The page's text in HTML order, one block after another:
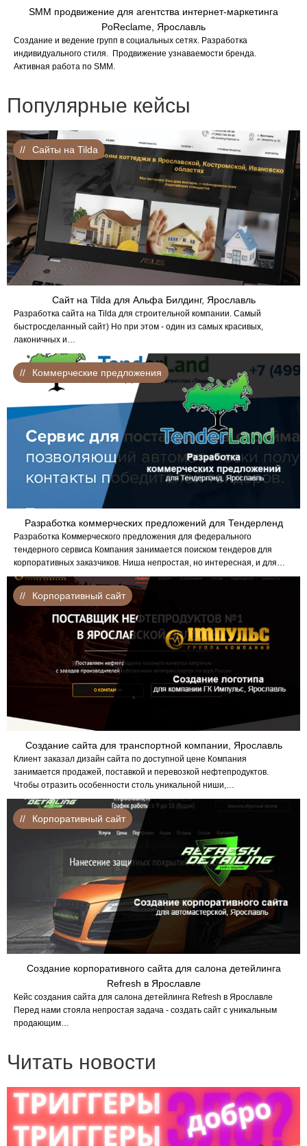
SMM продвижение для агентства интернет-маркетинга
PoReclame, Ярославль
Создание и ведение групп в социальных сетях. Разработка
индивидуального стиля. Продвижение узнаваемости бренда.
Активная работа по SMM.
Популярные кейсы
Сайт на Tilda для Альфа Билдинг, Ярославль
Разработка сайта на Tilda для строительной компании. Самый
быстросделанный сайт) Но при этом - один из самых красивых,
лаконичных и…
Сайты на Tilda
Разработка коммерческих предложений для Тендерленд
Разработка Коммерческого предложения для федерального
тендерного сервиса Компания занимается поиском тендеров для
корпоративных заказчиков. Ниша непростая, но интересная, и для…
Коммерческие предложения
Создание сайта для транспортной компании, Ярославль
Клиент заказал дизайн сайта по доступной цене Компания
занимается продажей, поставкой и перевозкой нефтепродуктов.
Чтобы отразить особенности столь уникальной ниши,…
Корпоративный сайт
Создание корпоративного сайта для салона детейлинга
Refresh в Ярославле
Кейс создания сайта для салона детейлинга Refresh в Ярославле
Перед нами стояла непростая задача - создать сайт с уникальным
продающим…
Корпоративный сайт
Читать новости